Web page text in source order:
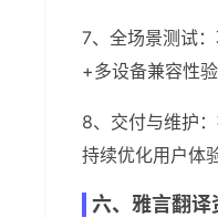
7、全场景测试
+多设备兼容性验
8、交付与维护：
持续优化用户体验
六、雅言翻译